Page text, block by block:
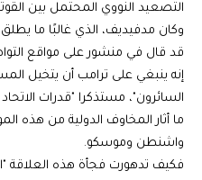
التصعيد النووي المحتمل بين
وكان مدفيديف، الذي غالبًا ما
قد قال في منشور على مواقع
إنه ينبغي على ترامب أن يتخيل
السائرون"، مستذكرا "قدرات
ما أثار المخاوف الدولية من هذه
واشنطن وموسكو.
فكيف تدهورت فجأة هذه العلاقة